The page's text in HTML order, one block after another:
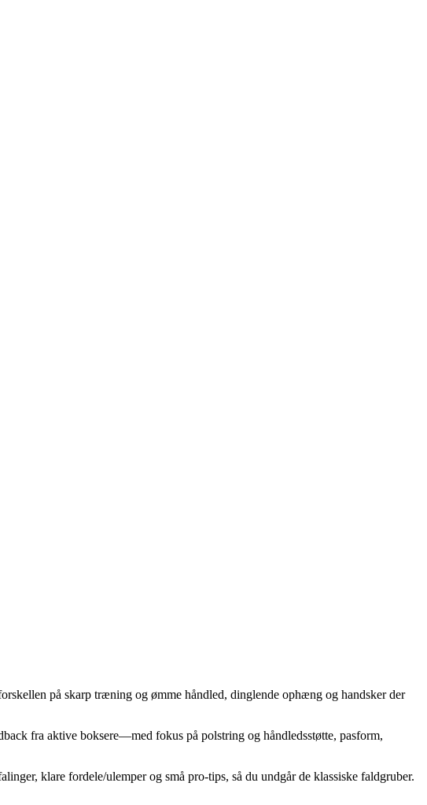
på skarp træning og ømme håndled, dinglende ophæng og handsker der
fra aktive boksere—med fokus på polstring og håndledsstøtte, pasform,
klare fordele/ulemper og små pro-tips, så du undgår de klassiske faldgruber.